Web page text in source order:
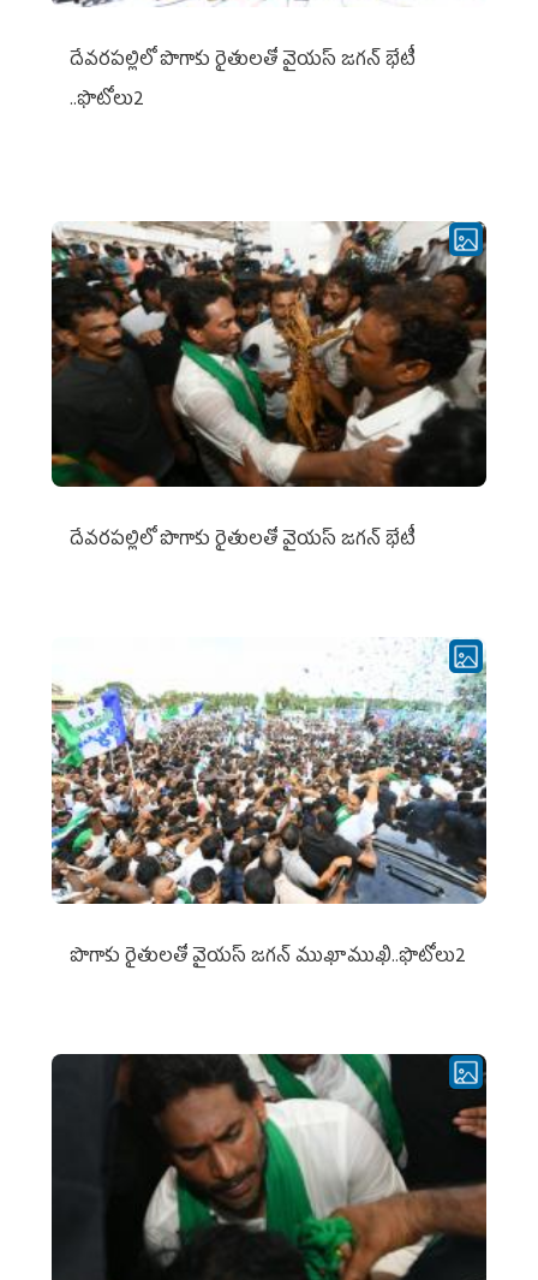
దేవరపల్లిలో పొగాకు రైతులతో వైయస్ జగన్ భేటీ
..ఫొటోలు2
దేవరపల్లిలో పొగాకు రైతులతో వైయస్ జగన్ భేటీ
పొగాకు రైతుల‌తో వైయ‌స్ జ‌గ‌న్ ముఖాముఖి..ఫొటోలు2